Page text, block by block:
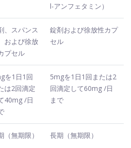
l-アンフェタミン）
、スパンス
および徐放
プセル
錠剤および徐放性カプ
セル
を1日1回
は2回滴定
40mg /日
5mgを1日1回または2
回滴定して60mg /日
まで
（無期限） 長期（無期限）